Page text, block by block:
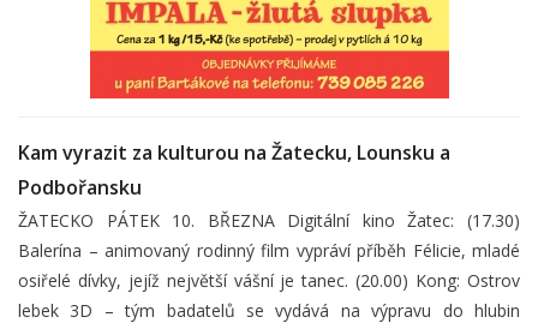
Kam vyrazit za kulturou na Žatecku, Lounsku a
Podbořansku
ŽATECKO PÁTEK 10. BŘEZNA Digitální kino Žatec: (17.30)
Balerína – animovaný rodinný film vypráví příběh Félicie, mladé
osiřelé dívky, jejíž největší vášní je tanec. (20.00) Kong: Ostrov
lebek 3D – tým badatelů se vydává na výpravu do hlubin